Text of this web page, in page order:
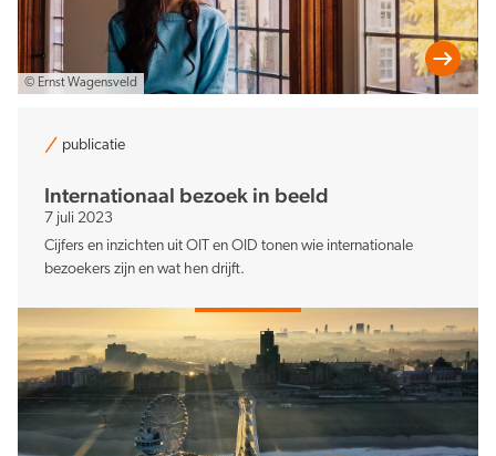
© Ernst Wagensveld
publicatie
Internationaal bezoek in beeld
7 juli 2023
Cijfers en inzichten uit OIT en OID tonen wie internationale
bezoekers zijn en wat hen drijft.